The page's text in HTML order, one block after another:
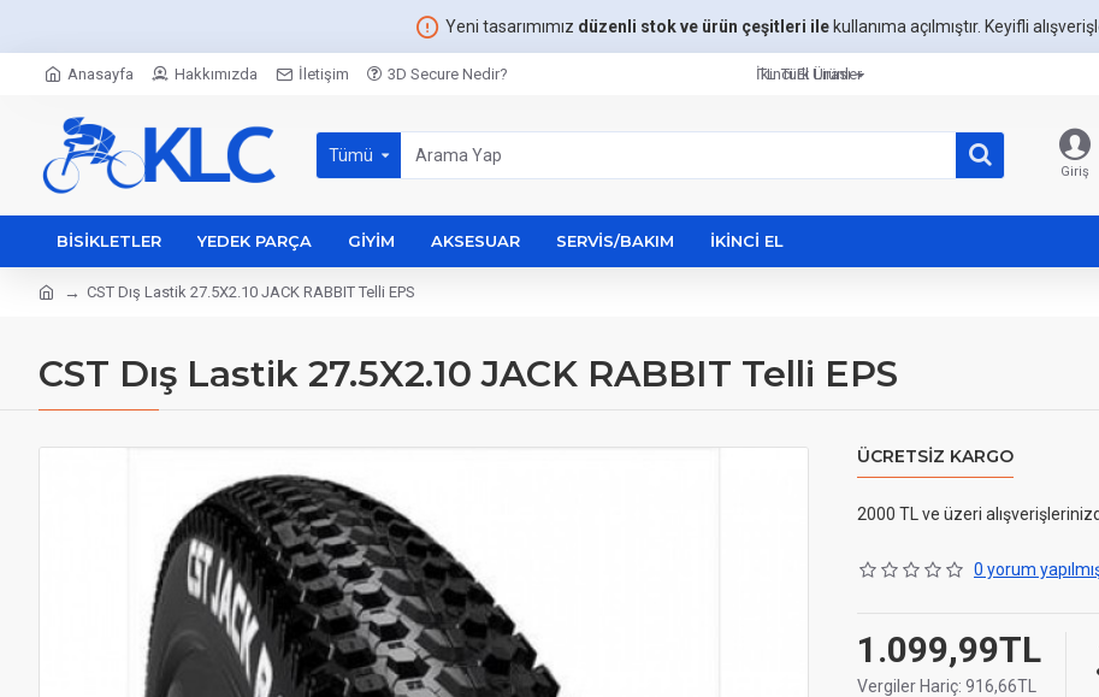
Yeni tasarımımız düzenli stok ve ürün çeşitleri ilekullanıma açılmıştır. Keyifli
Anasayfa Hakkımızda İletişim 3D Secure Nedir? İkinci El Ürünler
TL Türk Lirası
Tümü
Giriş
BISIKLETLER YEDEK PARÇA GIYIM AKSESUAR SERVIS/BAKIM İKINCI EL
CST Dış Lastik 27.5X2.10 JACK RABBIT Telli EPS
CST Dış Lastik 27.5X2.10 JACK RABBIT Telli EPS
ÜCRETSIZ KARGO
2000 TL ve üzeri
0 yorum
1.099,99TL
Vergiler Hariç: 916,66TL